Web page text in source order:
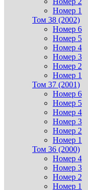
Номер 1
Том 38 (2002)
Номер 6
Номер 5
Номер 4
Номер 3
Номер 2
Номер 1
Том 37 (2001)
Номер 6
Номер 5
Номер 4
Номер 3
Номер 2
Номер 1
Том 36 (2000)
Номер 4
Номер 3
Номер 2
Номер 1